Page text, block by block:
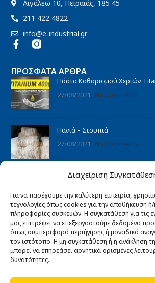
Διαχείριση
Για να παρέχουμε την καλύτερη εμπειρία,
τεχνολογίες όπως cookies για την αποθήκευση
πληροφορίες συσκευών. Η συγκατάθεση για τις
μας επιτρέψει να επεξεργαστούμε δεδομένα
όπως συμπεριφορά περιήγησης ή μοναδικά
τον ιστότοπο. Η μη συγκατάθεση ή η ανάκληση
μπορεί να επηρεάσει αρνητικά ορισμένες
δυνατότητες.
Αιγάλεω 10, Πειραιάς, 185 45
211 422 4822
info@e-industrial.gr
ΠΡΌΣΦΑΤΑ ΆΡΘΡΑ
Πάστα Καθαρισμού Χεριών
27/08/2021
No Comments
Πανιά – Στουπιά
27/08/2021
No Comments
ΠΛΗΡΟΦΟΡΊΕΣ
Ποιοι είμαστε
Άρθρα
Επικοινωνία
Εγγύηση καλής λειτουργίας
ΧΡΉΣΙΜΑ